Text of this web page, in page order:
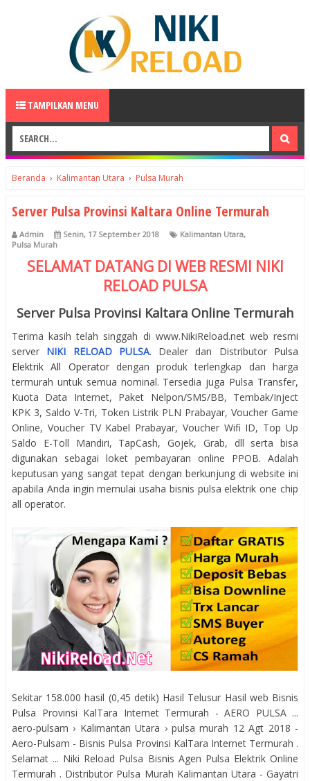
TAMPILKAN MENU
Beranda › Kalimantan Utara › Pulsa Murah
Server Pulsa Provinsi Kaltara Online Termurah
Admin Senin, 17 September 2018 Kalimantan Utara,
Pulsa Murah
SELAMAT DATANG DI WEB RESMI NIKI
RELOAD PULSA
Server Pulsa Provinsi Kaltara Online Termurah
Terima kasih telah singgah di www.NikiReload.net web resmi
server NIKI RELOAD PULSA. Dealer dan Distributor Pulsa
Elektrik All Operatordengan produk terlengkap dan harga
termurah untuk semua nominal. Tersedia juga Pulsa Transfer,
Kuota Data Internet, Paket Nelpon/SMS/BB, Tembak/Inject
KPK 3, Saldo V-Tri, Token Listrik PLN Prabayar, Voucher Game
Online, Voucher TV Kabel Prabayar, Voucher Wifi ID, Top Up
Saldo E-Toll Mandiri, TapCash, Gojek, Grab, dll serta bisa
digunakan sebagai loket pembayaran online PPOB. Adalah
keputusan yang sangat tepat dengan berkunjung di website ini
apabila Anda ingin memulai usaha bisnis pulsa elektrik one chip
all operator.
Sekitar 158.000 hasil (0,45 detik) Hasil Telusur Hasil web Bisnis
Pulsa Provinsi KalTara Internet Termurah - AERO PULSA ...
aero-pulsam › Kalimantan Utara › pulsa murah 12 Agt 2018 -
Aero-Pulsam - Bisnis Pulsa Provinsi KalTara Internet Termurah .
Selamat ... Niki Reload Pulsa Bisnis Agen Pulsa Elektrik Online
Termurah . Distributor Pulsa Murah Kalimantan Utara - Gayatri